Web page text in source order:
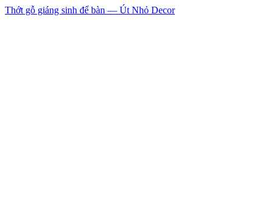
Thớt gỗ giáng sinh để bàn — Út Nhỏ Decor